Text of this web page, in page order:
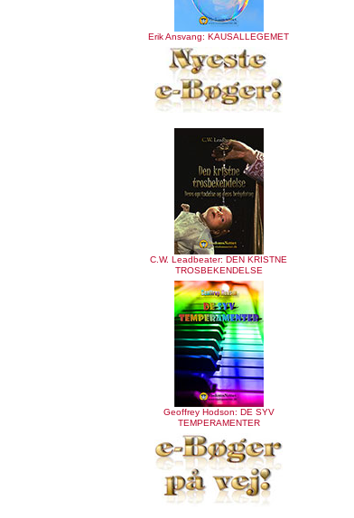
Erik Ansvang: KAUSALLEGEMET
C.W. Leadbeater: DEN KRISTNE
TROSBEKENDELSE
Geoffrey Hodson: DE SYV
TEMPERAMENTER